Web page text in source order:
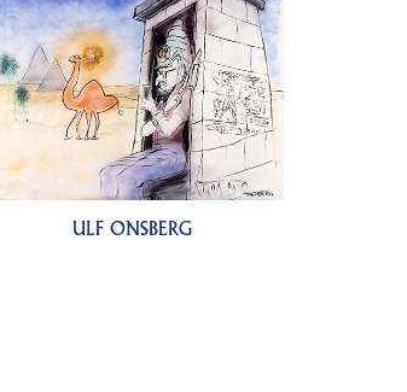
ULF ONSBERG